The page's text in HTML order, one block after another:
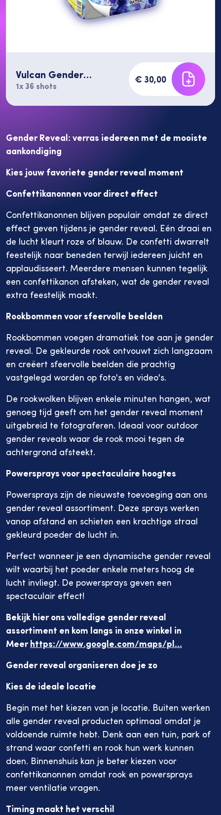
Vulcan Gender
Reveal BLUE 36
1x 36 shots
€ 30,00
Gender Reveal: verras iedereen met de mooiste
aankondiging
Kies jouw favoriete gender reveal moment
Confettikanonnen voor direct effect
Confettikanonnen blijven populair omdat ze direct
effect geven tijdens je gender reveal. Eén draai en
de lucht kleurt roze of blauw. De confetti dwarrelt
feestelijk naar beneden terwijl iedereen juicht en
applaudisseert. Meerdere mensen kunnen tegelijk
een confettikanon afsteken, wat de gender reveal
extra feestelijk maakt.
Rookbommen voor sfeervolle beelden
Rookbommen voegen dramatiek toe aan je gender
reveal. De gekleurde rook ontvouwt zich langzaam
en creëert sfeervolle beelden die prachtig
vastgelegd worden op foto's en video's.
De rookwolken blijven enkele minuten hangen, wat
genoeg tijd geeft om het gender reveal moment
uitgebreid te fotograferen. Ideaal voor outdoor
gender reveals waar de rook mooi tegen de
achtergrond afsteekt.
Powersprays voor spectaculaire hoogtes
Powersprays zijn de nieuwste toevoeging aan ons
gender reveal assortiment. Deze sprays werken
vanop afstand en schieten een krachtige straal
gekleurd poeder de lucht in.
Perfect wanneer je een dynamische gender reveal
wilt waarbij het poeder enkele meters hoog de
lucht invliegt. De powersprays geven een
spectaculair effect!
Bekijk hier ons volledige gender reveal
assortiment en kom langs in onze winkel in
Meerhttps://www.google.com/maps/pl...
Gender reveal organiseren doe je zo
Kies de ideale locatie
Begin met het kiezen van je locatie. Buiten werken
alle gender reveal producten optimaal omdat je
voldoende ruimte hebt. Denk aan een tuin, park of
strand waar confetti en rook hun werk kunnen
doen. Binnenshuis kan je beter kiezen voor
confettikanonnen omdat rook en powersprays
meer ventilatie vragen.
Timing maakt het verschil
v{item.shoppable.pcs}
v{item.shoppable.price.originalFormatted}
v{item.shoppable.price.originalFormatted}
Verder winkelen
Wij zijn heel het jaar geopend voor
jouw feestmomenten!
en alles daartussenin: wij staan het
hele jaar door voor je klaar! Bezoek
onze winkel om jouw speciale